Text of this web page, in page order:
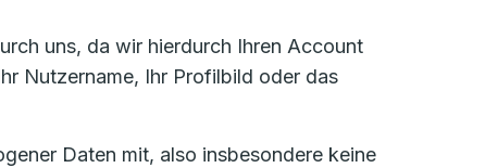
uns, da wir hierdurch Ihren Account
Nutzername, Ihr Profilbild oder das
Daten mit, also insbesondere keine